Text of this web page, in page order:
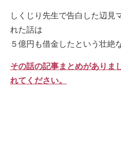
しくじり先生で告白した辺見
れた話は
５億円も借金したという壮絶
その話の記事まとめがありま
れてください。